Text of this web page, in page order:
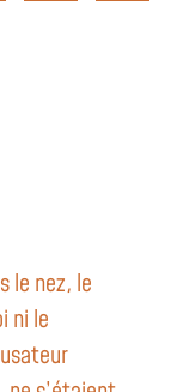
le nez, le
ni le